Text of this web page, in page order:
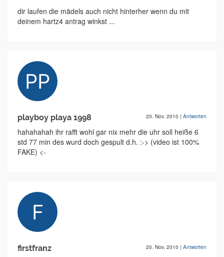
dir laufen die mädels auch nicht hinterher wenn du mit
deinem hartz4 antrag winkst ...
playboy playa 1998 20. Nov. 2010 | Antworten
hahahahah ihr rafft wohl gar nix mehr die uhr soll heiße 6
std 77 min des wurd doch gespult d.h. :-> (video ist 100%
FAKE) <-
firstfranz 20. Nov. 2010 | Antworten